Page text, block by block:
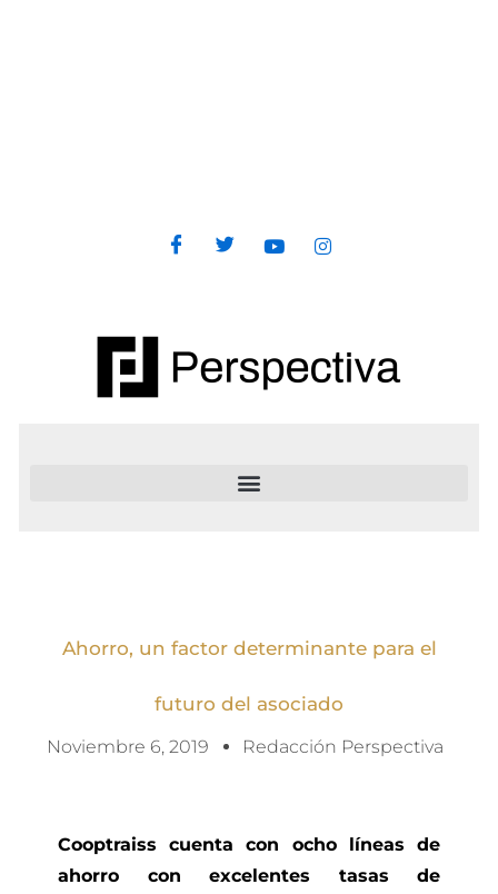
Ahorro, un factor determinante para el
futuro del asociado
Noviembre 6, 2019 Redacción Perspectiva
Cooptraiss cuenta con ocho líneas de
ahorro con excelentes tasas de